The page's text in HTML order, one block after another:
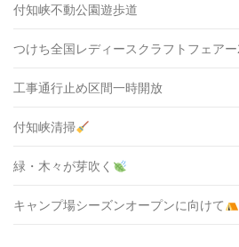
付知峡不動公園遊歩道
つけち全国レディースクラフトフェア
工事通行止め区間一時開放
付知峡清掃
緑・木々が芽吹く
キャンプ場シーズンオープンに向けて